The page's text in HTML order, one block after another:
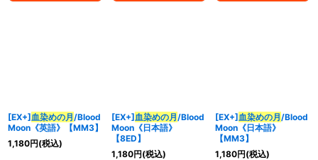
[EX+]血染めの月/Blood
Moon《英語》【MM3】
1,180円(税込)
[EX+]血染めの月/Blood
Moon《日本語》
【8ED】
1,180円(税込)
[EX+]血染めの月/Blood
Moon《日本語》
【MM3】
1,180円(税込)